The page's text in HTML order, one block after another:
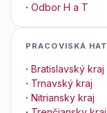
· Odbor H a T
PRACOVISKÁ HAT
· Bratislavský kraj
· Trnavský kraj
· Nitriansky kraj